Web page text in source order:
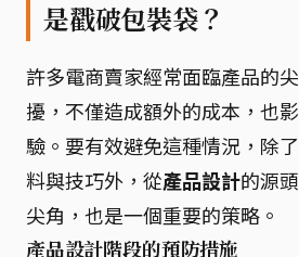
是戳破包裝袋？
許多電商賣家經常面臨產品的
擾，不僅造成額外的成本，也
驗。要有效避免這種情況，除
料與技巧外，從產品設計的源
尖角，也是一個重要的策略。
產品設計階段的預防措施